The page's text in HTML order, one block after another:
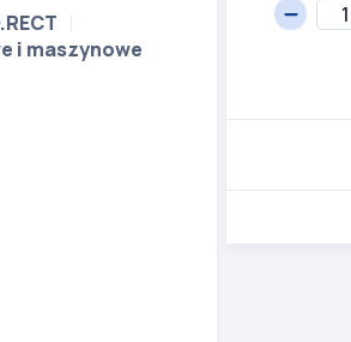
i maszynowe